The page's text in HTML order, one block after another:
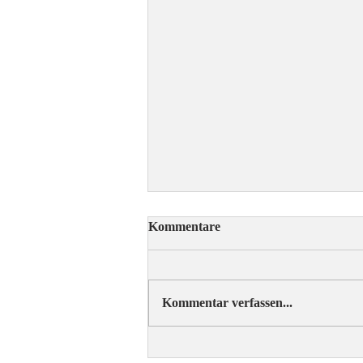
Kommentare
Kommentar verfassen...